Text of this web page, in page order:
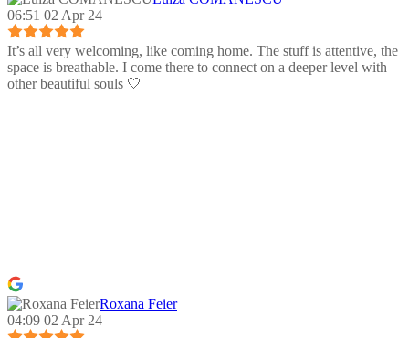
06:51 02 Apr 24
It’s all very welcoming, like coming home. The stuff is attentive, the
space is breathable. I come there to connect on a deeper level with
other beautiful souls 🤍
Roxana Feier
04:09 02 Apr 24